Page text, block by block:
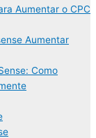
Aumentar o CPC
Aumentar
Como